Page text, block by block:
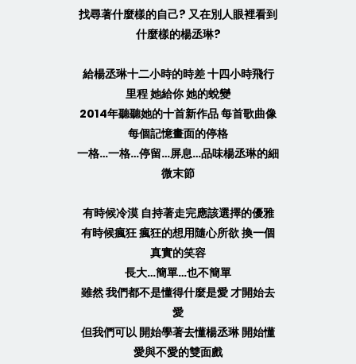
找尋著什麼樣的自己? 又在別人眼裡看到
什麼樣的楊丞琳?
給楊丞琳十二小時的時差 十四小時飛行
里程 她給你 她的蛻變
2014年聽聽她的十首新作品 每首歌曲像
每個記憶畫面的停格
一格…一格…停留…屏息…品味楊丞琳的細
微末節
有時候冷漠 自持著走完應該選擇的優雅
有時候瘋狂 瘋狂的想用隨心所欲 換一個
真實的笑容
長大…簡單…也不簡單
雖然 我們都不是懂得什麼是愛 才開始去
愛
但我們可以 開始學著去懂楊丞琳 開始懂
愛與不愛的雙面戲